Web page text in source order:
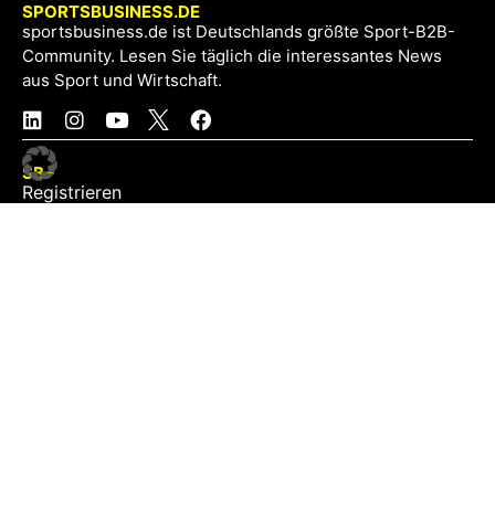
SPORTSBUSINESS.DE
sportsbusiness.de ist Deutschlands größte Sport-B2B-
Community. Lesen Sie täglich die interessantes News
aus Sport und Wirtschaft.
SB+
Registrieren